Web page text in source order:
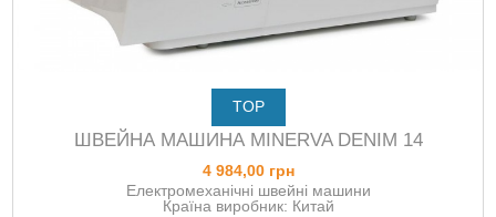
TOP
ШВЕЙНА МАШИНА MINERVA DENIM 14
4 984,00 грн
Електромеханічні швейні машини
Країна виробник: Китай